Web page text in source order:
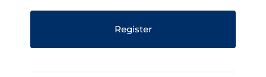
Register